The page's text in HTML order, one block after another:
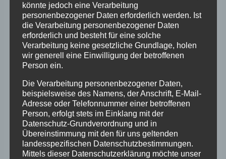
Zum Kalender hinzufügen
könnte jedoch eine Verarbeitung
personenbezogener Daten erforderlich werden. Ist
die Verarbeitung personenbezogener Daten
erforderlich und besteht für eine solche
Verarbeitung keine gesetzliche Grundlage, holen
wir generell eine Einwilligung der betroffenen
Person ein.
Die Verarbeitung personenbezogener Daten,
beispielsweise des Namens, der Anschrift, E-Mail-
Adresse oder Telefonnummer einer betroffenen
Person, erfolgt stets im Einklang mit der
Datenschutz-Grundverordnung und in
Übereinstimmung mit den für uns geltenden
landesspezifischen Datenschutzbestimmungen.
Mittels dieser Datenschutzerklärung möchte unser